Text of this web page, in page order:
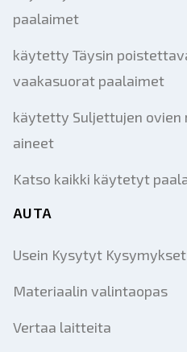
paalaimet
käytetty Täysin
vaakasuorat paalaimet
käytetty Suljettujen ovien
aineet
Katso kaikki käytetyt
AUTA
Usein Kysytyt Kysymykset
Materiaalin valintaopas
Vertaa laitteita